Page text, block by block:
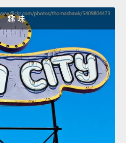
趣 味